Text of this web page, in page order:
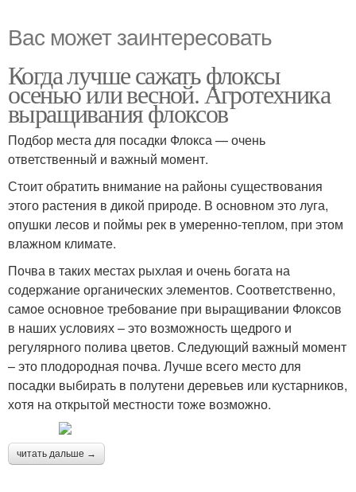
Вас может заинтересовать
Когда лучше сажать флоксы
осенью или весной. Агротехника
выращивания флоксов
Подбор места для посадки Флокса — очень
ответственный и важный момент.
Стоит обратить внимание на районы существования
этого растения в дикой природе. В основном это луга,
опушки лесов и поймы рек в умеренно-теплом, при этом
влажном климате.
Почва в таких местах рыхлая и очень богата на
содержание органических элементов. Соответственно,
самое основное требование при выращивании Флоксов
в наших условиях – это возможность щедрого и
регулярного полива цветов. Следующий важный момент
– это плодородная почва. Лучше всего место для
посадки выбирать в полутени деревьев или кустарников,
хотя на открытой местности тоже возможно.
читать дальше →